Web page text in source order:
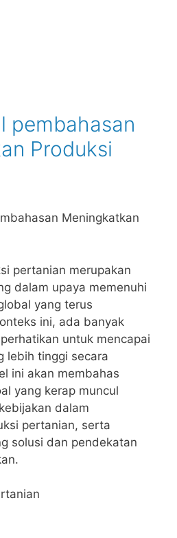
pembahasan
Produksi
Meningkatkan
pertanian merupakan
dalam upaya memenuhi
yang terus
ini, ada banyak
untuk mencapai
lebih tinggi secara
ini akan membahas
yang kerap muncul
dalam
pertanian, serta
solusi dan pendekatan